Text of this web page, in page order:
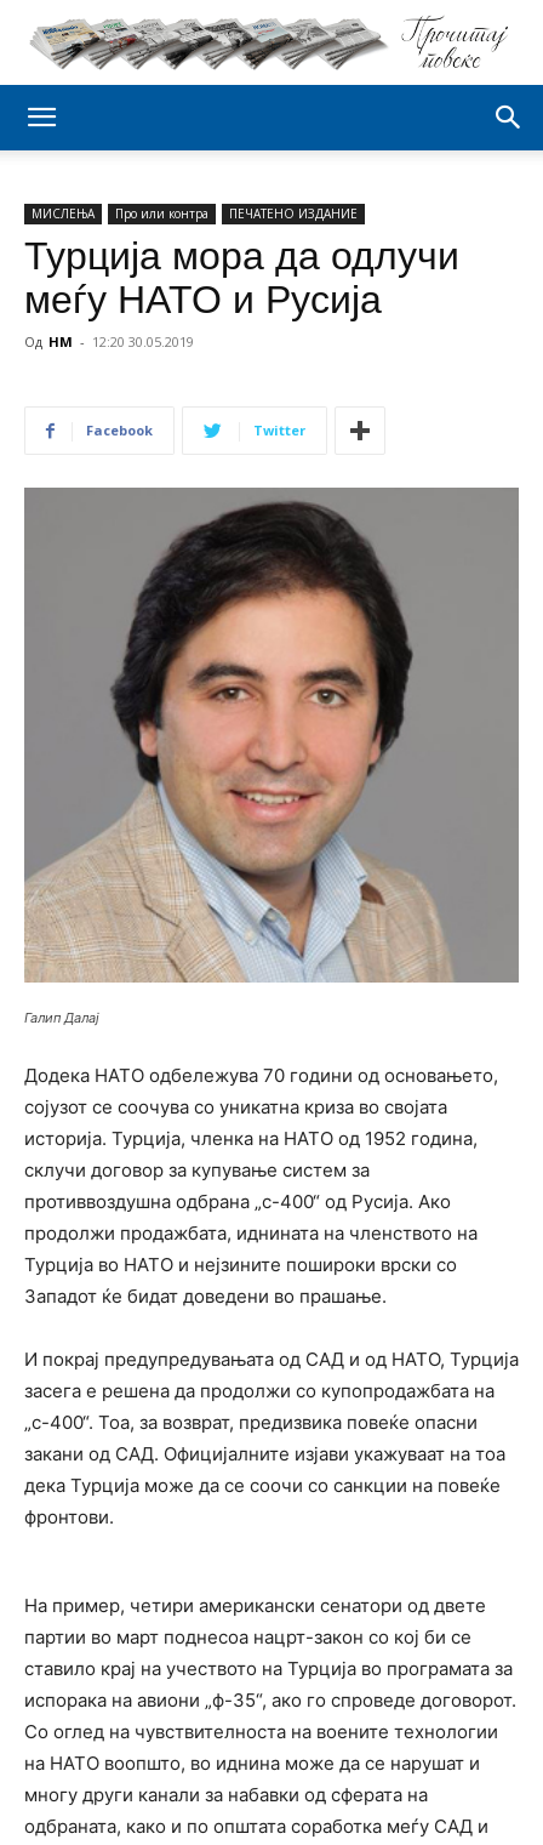
МИСЛЕЊА Про или контра ПЕЧАТЕНО ИЗДАНИЕ
Турција мора да одлучи
меѓу НАТО и Русија
Од НМ - 12:20 30.05.2019
Facebook Twitter
Галип Далај
Додека НАТО одбележува 70 години од основањето,
сојузот се соочува со уникатна криза во својата
историја. Турција, членка на НАТО од 1952 година,
склучи договор за купување систем за
противвоздушна одбрана „с-400“ од Русија. Ако
продолжи продажбата, иднината на членството на
Турција во НАТО и нејзините пошироки врски со
Западот ќе бидат доведени во прашање.
И покрај предупредувањата од САД и од НАТО, Турција
засега е решена да продолжи со купопродажбата на
„с-400“. Тоа, за возврат, предизвика повеќе опасни
закани од САД. Официјалните изјави укажуваат на тоа
дека Турција може да се соочи со санкции на повеќе
фронтови.
На пример, четири американски сенатори од двете
партии во март поднесоа нацрт-закон со кој би се
ставило крај на учеството на Турција во програмата за
испорака на авиони „ф-35“, ако го спроведе договорот.
Со оглед на чувствителноста на воените технологии
на НАТО воопшто, во иднина може да се нарушат и
многу други канали за набавки од сферата на
одбраната, како и по општата соработка меѓу САД и